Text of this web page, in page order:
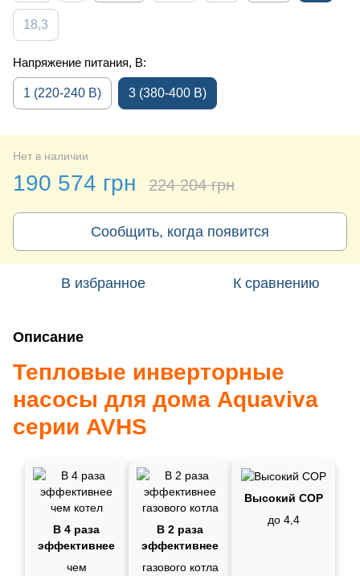
18,3
Напряжение питания, В:
1 (220-240 В) 3 (380-400 В)
Нет в наличии
190 574 грн 224 204 грн
Сообщить, когда появится
В избранное К сравнению
Описание
Тепловые инверторные
насосы для дома Aquaviva
серии AVHS
В 4 раза
эффективнее
чем
В 2 раза
эффективнее
газового котла
Высокий СОР
до 4,4